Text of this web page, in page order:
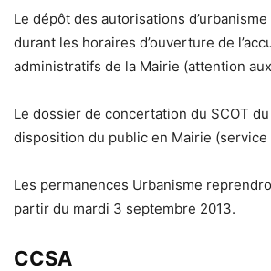
Le dépôt des autorisations
durant les horaires d’ouverture de
administratifs de la Mairie (attention
Le dossier de concertation du SCOT du
disposition du public en Mairie (service
Les permanences Urbanisme
partir du mardi 3 septembre 2013.
CCSA